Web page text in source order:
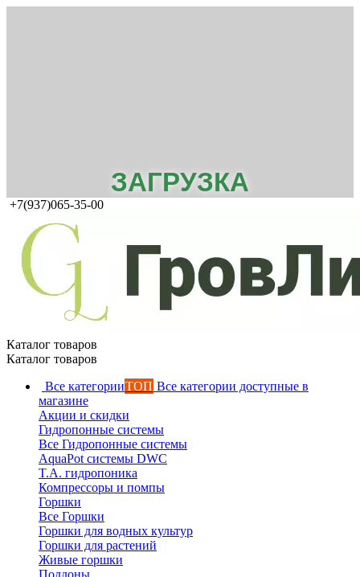
ЗАГРУЗКА
+7(937)065-35-00
Каталог товаров
Каталог товаров
Все категорииТОП Все категории доступные в
магазине
Акции и скидки
Гидропонные системы
Все Гидропонные системы
AquaPot системы DWC
T.A. гидропоника
Компрессоры и помпы
Горшки
Все Горшки
Горшки для водных культур
Горшки для растений
Живые горшки
Поддоны